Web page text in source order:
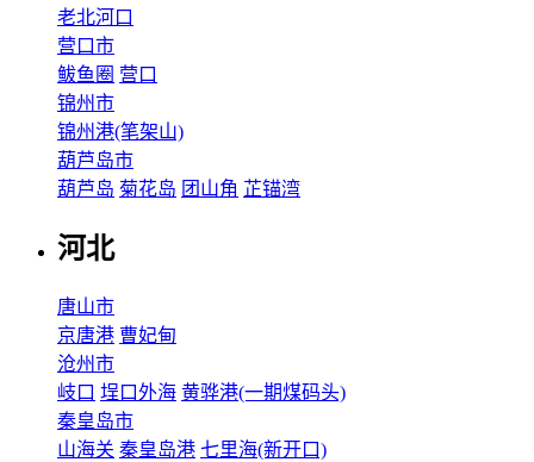
老北河口
营口市
鲅鱼圈 营口
锦州市
锦州港(笔架山)
葫芦岛市
葫芦岛 菊花岛 团山角 芷锚湾
河北
唐山市
京唐港 曹妃甸
沧州市
岐口 埕口外海 黄骅港(一期煤码头)
秦皇岛市
山海关 秦皇岛港 七里海(新开口)